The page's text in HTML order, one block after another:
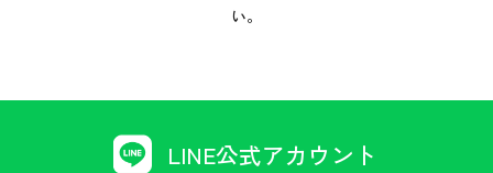
い。
LINE公式アカウント